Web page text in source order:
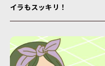
イラもスッキリ！